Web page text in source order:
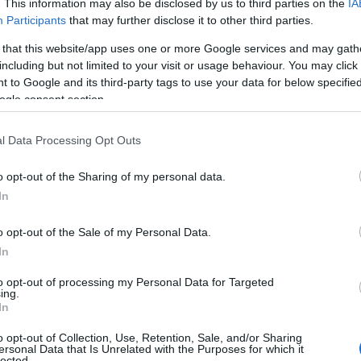
This information may also be disclosed by us to third parties on the
Participants that may further disclose it to other third parties.
that this website/app uses one or more Google services and may
but not limited to your visit or usage behaviour. You may
to Google and its third-party tags to use your data for below
consent section.
Data Processing Opt Outs
opt-out of the Sharing of my personal data.
opt-out of the Sale of my Personal Data.
opt-out of processing my Personal Data for Targeted
opt-out of Collection, Use, Retention, Sale, and/or Sharing
Data that Is Unrelated with the Purposes for which it
Τρίτη 21 Ιουνίου έως τις 5 Ιουλίου.
κλιματιστικών, ψυγείων και
που έχουν τη μεγαλύτερη κατανάλωση
που το υποστηρίζει σχεδιάστηκε
να αντλούνται αυτόματα.
είναι οι κωδικοί του taxisnet, ο
και το κινητό του τηλέφωνο.
θα λαμβάνει ηλεκτρονικά, στο
στην επιδότηση που δικαιούται
τιμή από το κατάστημα που
Θα είναι υποχρεωμένος επίσης
ανακύκλωση.